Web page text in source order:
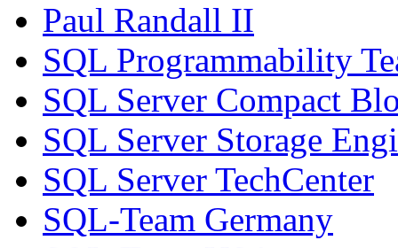
Paul Randall II
SQL Programmability
SQL Server Compact
SQL Server Storage
SQL Server TechCenter
SQL-Team Germany